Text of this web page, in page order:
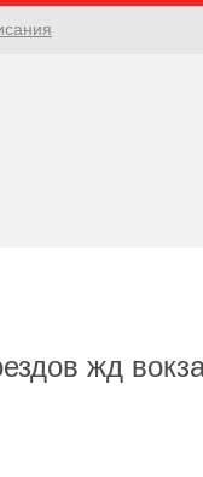
жд